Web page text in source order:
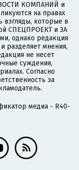
КОМПАНИЙ и
на правах
взгляды, которые в
СПЕЦПРОЕКТ и ЗА
однако редакция
разделяет мнения,
не несет
суждения,
Согласно
за
медиа - R40-